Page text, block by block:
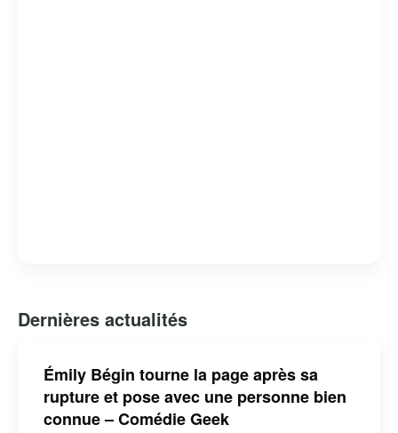
Dernières actualités
Émily Bégin tourne la page après sa
rupture et pose avec une personne bien
connue – Comédie Geek